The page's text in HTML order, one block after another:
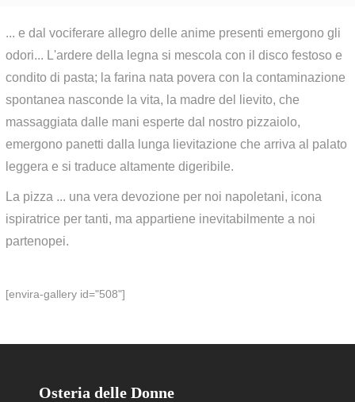
... e dal vociferare allegro delle anime presenti emergono gli
odori... L'ardere della legna si mescola con il disco festoso e
condito di pasta; la farina nata povera con la contaminazione
spontanea nasconde la vita, la madre del lievito, che
massaggiata dalle mani esperte dal nostro pizzaiolo,
emergono panetti dalla lunga lievitazione che arriva al palato
leggera e si traduce altamente digeribile.
La pizza ... una vera devozione per noi napoletani, icona
ispiratrice per tanti, ma appartiene inevitabilmente a noi
partenopei.
[envira-gallery id="508"]
Osteria delle Donne